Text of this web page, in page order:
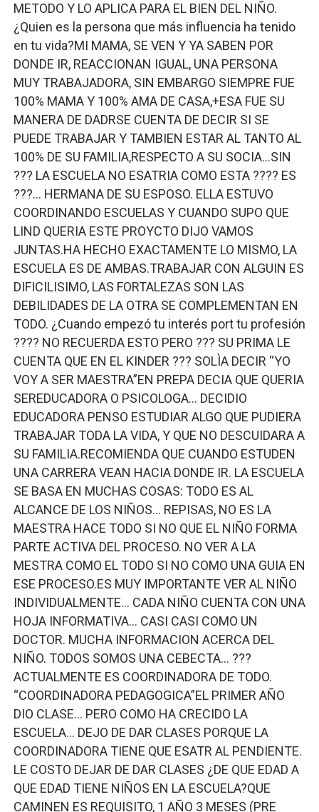
METODO Y LO APLICA PARA EL BIEN DEL NIÑO.
¿Quien es la persona que más influencia ha tenido
en tu vida?MI MAMA, SE VEN Y YA SABEN POR
DONDE IR, REACCIONAN IGUAL, UNA PERSONA
MUY TRABAJADORA, SIN EMBARGO SIEMPRE FUE
100% MAMA Y 100% AMA DE CASA,+ESA FUE SU
MANERA DE DADRSE CUENTA DE DECIR SI SE
PUEDE TRABAJAR Y TAMBIEN ESTAR AL TANTO AL
100% DE SU FAMILIA,RESPECTO A SU SOCIA…SIN
??? LA ESCUELA NO ESATRIA COMO ESTA ???? ES
???… HERMANA DE SU ESPOSO. ELLA ESTUVO
COORDINANDO ESCUELAS Y CUANDO SUPO QUE
LIND QUERIA ESTE PROYCTO DIJO VAMOS
JUNTAS.HA HECHO EXACTAMENTE LO MISMO, LA
ESCUELA ES DE AMBAS.TRABAJAR CON ALGUIN ES
DIFICILISIMO, LAS FORTALEZAS SON LAS
DEBILIDADES DE LA OTRA SE COMPLEMENTAN EN
TODO. ¿Cuando empezó tu interés port tu profesión
???? NO RECUERDA ESTO PERO ??? SU PRIMA LE
CUENTA QUE EN EL KINDER ??? SOLÌA DECIR “YO
VOY A SER MAESTRA”EN PREPA DECIA QUE QUERIA
SEREDUCADORA O PSICOLOGA… DECIDIO
EDUCADORA PENSO ESTUDIAR ALGO QUE PUDIERA
TRABAJAR TODA LA VIDA, Y QUE NO DESCUIDARA A
SU FAMILIA.RECOMIENDA QUE CUANDO ESTUDEN
UNA CARRERA VEAN HACIA DONDE IR. LA ESCUELA
SE BASA EN MUCHAS COSAS: TODO ES AL
ALCANCE DE LOS NIÑOS… REPISAS, NO ES LA
MAESTRA HACE TODO SI NO QUE EL NIÑO FORMA
PARTE ACTIVA DEL PROCESO. NO VER A LA
MESTRA COMO EL TODO SI NO COMO UNA GUIA EN
ESE PROCESO.ES MUY IMPORTANTE VER AL NIÑO
INDIVIDUALMENTE… CADA NIÑO CUENTA CON UNA
HOJA INFORMATIVA… CASI CASI COMO UN
DOCTOR. MUCHA INFORMACION ACERCA DEL
NIÑO. TODOS SOMOS UNA CEBECTA… ???
ACTUALMENTE ES COORDINADORA DE TODO.
“COORDINADORA PEDAGOGICA”EL PRIMER AÑO
DIO CLASE… PERO COMO HA CRECIDO LA
ESCUELA… DEJO DE DAR CLASES PORQUE LA
COORDINADORA TIENE QUE ESATR AL PENDIENTE.
LE COSTO DEJAR DE DAR CLASES ¿DE QUE EDAD A
QUE EDAD TIENE NIÑOS EN LA ESCUELA?QUE
CAMINEN ES REQUISITO, 1 AÑO 3 MESES (PRE